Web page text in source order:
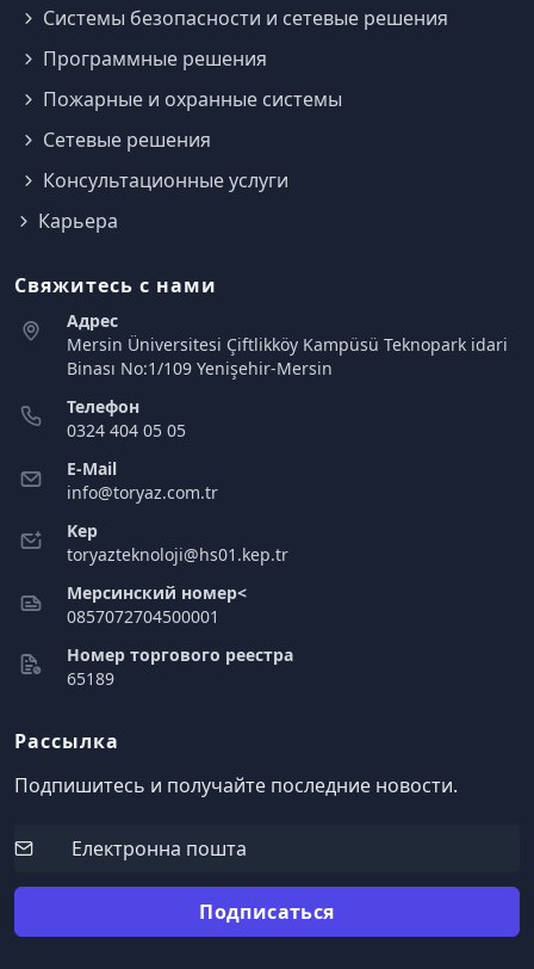
Системы безопасности и сетевые решения
Программные решения
Пожарные и охранные системы
Сетевые решения
Консультационные услуги
Карьера
Свяжитесь с нами
Адрес
Mersin Üniversitesi Çiftlikköy Kampüsü Teknopark idari
Binası No:1/109 Yenişehir-Mersin
Телефон
0324 404 05 05
E-Mail
info@toryaz.com.tr
Kep
toryazteknoloji@hs01.kep.tr
Мерсинский номер<
0857072704500001
Номер торгового реестра
65189
Рассылка
Подпишитесь и получайте последние новости.
Подписаться